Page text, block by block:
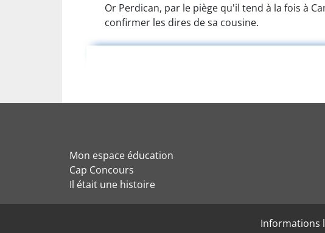
Or Perdican, par le piège qu'il tend à la fois à
confirmer les dires de sa cousine.
Mon espace éducation
Cap Concours
Il était une histoire
Informations